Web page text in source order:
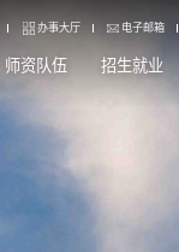
办事大厅 电子邮箱
师资队伍 招生就业